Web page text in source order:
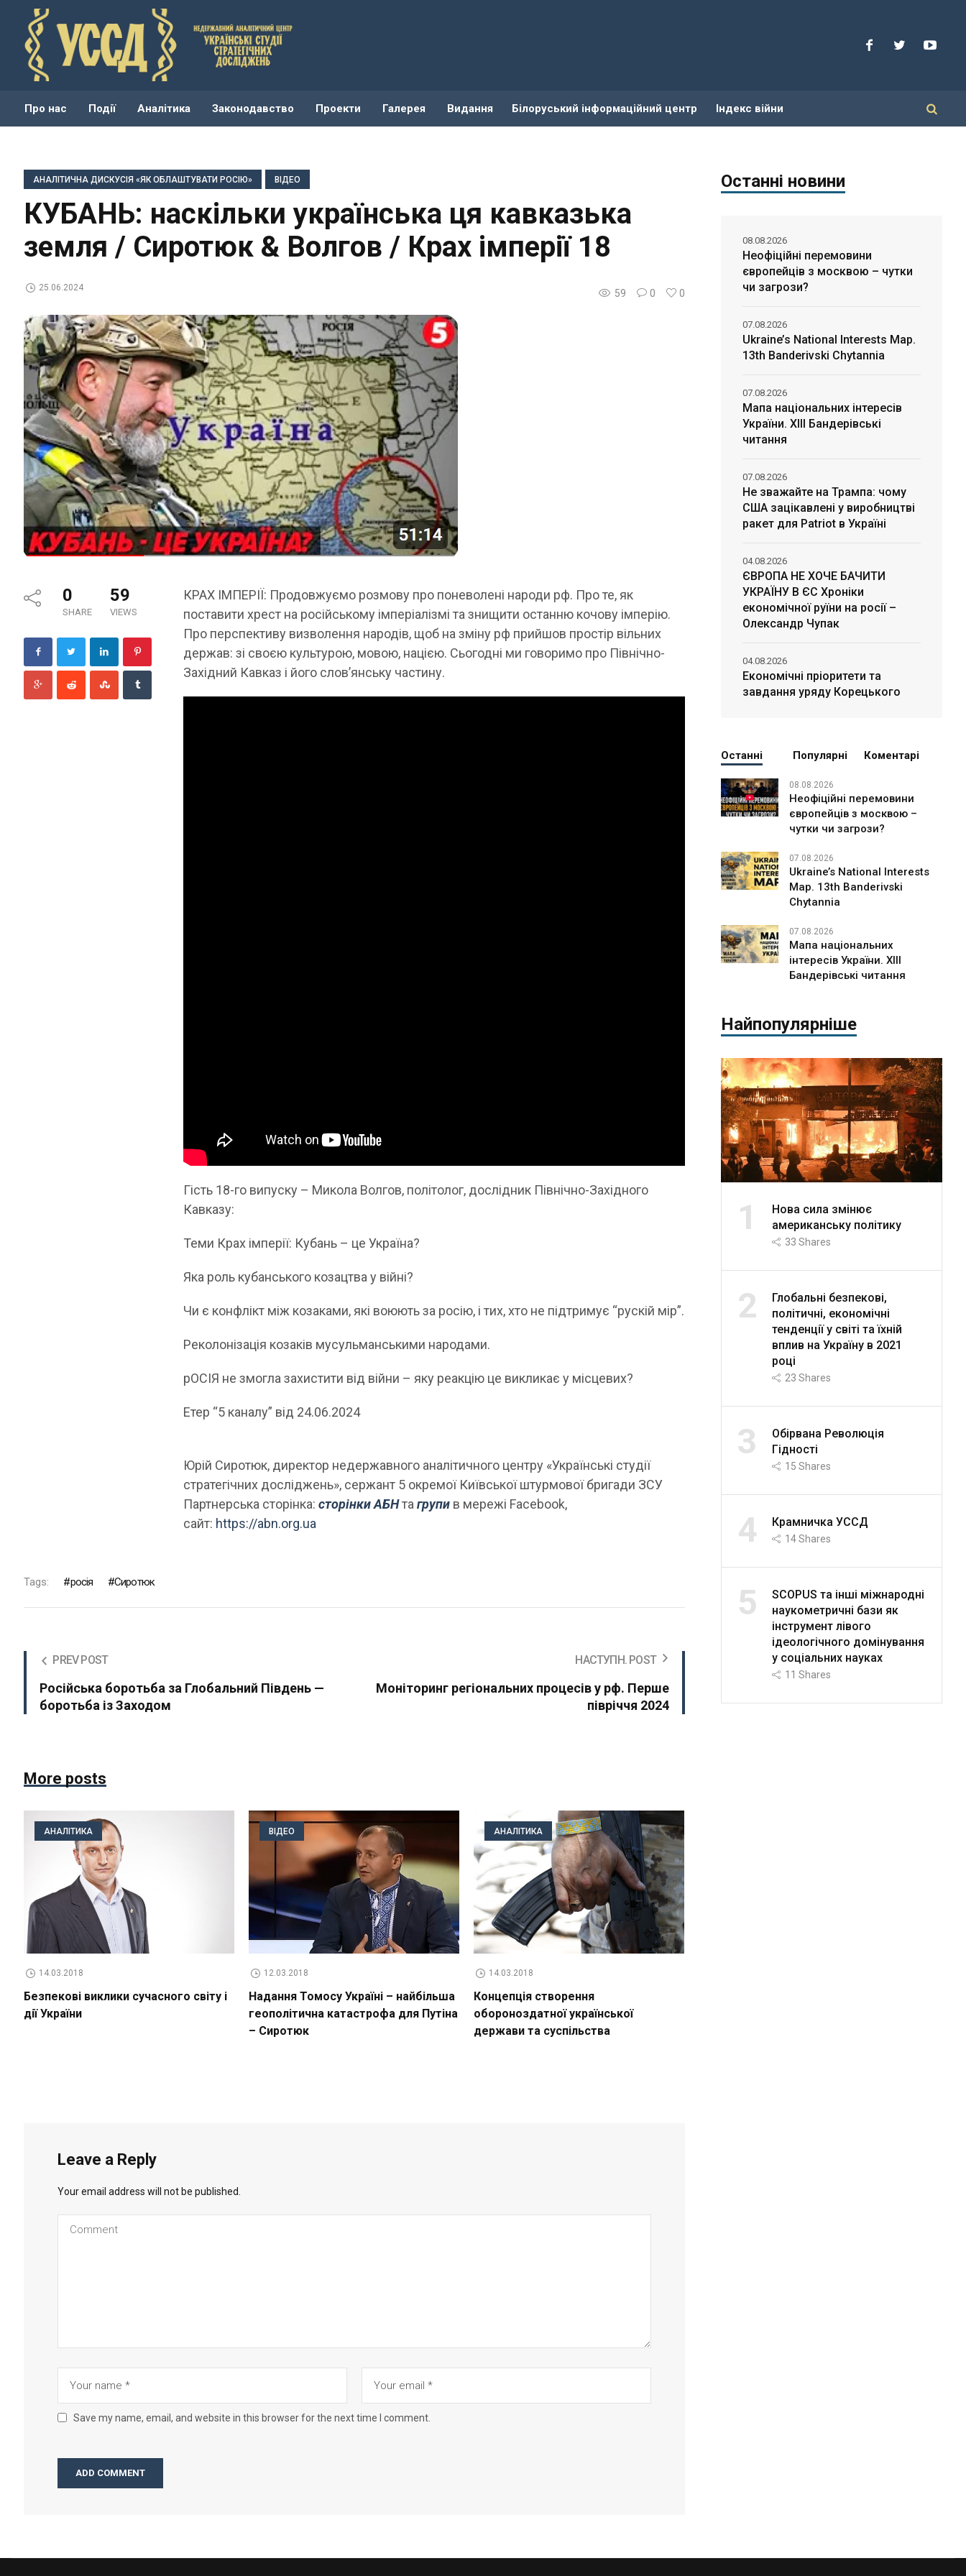
Про нас Події Аналітика Законодавство Проекти Галерея Видання Білоруський інформаційний центр Індекс війни
АНАЛІТИЧНА ДИСКУСІЯ «ЯК ОБЛАШТУВАТИ РОСІЮ» ВІДЕО
КУБАНЬ: наскільки українська ця кавказька
земля / Сиротюк & Волгов / Крах імперії 18
59 0 0
25.06.2024
0
SHARE
59
VIEWS
КРАХ ІМПЕРІЇ: Продовжуємо розмову про поневолені народи рф. Про те, як
поставити хрест на російському імперіалізмі та знищити останню кочову імперію.
Про перспективу визволення народів, щоб на зміну рф прийшов простір вільних
держав: зі своєю культурою, мовою, нацією. Сьогодні ми говоримо про Північно-
Західний Кавказ і його слов’янську частину.
Гість 18-го випуску – Микола Волгов, політолог, дослідник Північно-Західного
Кавказу:
Теми Крах імперії: Кубань – це Україна?
Яка роль кубанського козацтва у війні?
Чи є конфлікт між козаками, які воюють за росію, і тих, хто не підтримує “рускій мір”.
Реколонізація козаків мусульманськими народами.
рОСІЯ не змогла захистити від війни – яку реакцію це викликає у місцевих?
Етер “5 каналу” від 24.06.2024
Юрій Сиротюк, директор недержавного аналітичного центру «Українські студії
стратегічних досліджень», сержант 5 окремої Київської штурмової бригади ЗСУ
Партнерська сторінка:сторінки АБНтагрупи в мережі Facebook,
сайт: https://abn.org.ua
Tags: росія Сиротюк
PREV POST
Російська боротьба за Глобальний Південь —
боротьба із Заходом
НАСТУПН. POST
Моніторинг регіональних процесів у рф. Перше
півріччя 2024
More posts
АНАЛІТИКА
14.03.2018
Безпекові виклики сучасного світу і
дії України
ВІДЕО
12.03.2018
Надання Томосу Україні – найбільша
геополітична катастрофа для Путіна
– Сиротюк
АНАЛІТИКА
14.03.2018
Концепція створення
обороноздатної української
держави та суспільства
Leave a Reply
Your email address will not be published.
Save my name, email, and website in this browser for the next time I comment.
Останні новини
Неофіційні перемовини
європейців з москвою – чутки
чи загрози?
08.08.2026
Ukraine’s National Interests Map.
13th Banderivski Chytannia
07.08.2026
Мапа національних інтересів
України. ХІІІ Бандерівські
читання
07.08.2026
Не зважайте на Трампа: чому
США зацікавлені у виробництві
ракет для Patriot в Україні
07.08.2026
ЄВРОПА НЕ ХОЧЕ БАЧИТИ
УКРАЇНУ В ЄС Хроніки
економічної руїни на росії –
Олександр Чупак
04.08.2026
Економічні пріоритети та
завдання уряду Корецького
04.08.2026
Останні Популярні Коментарі
08.08.2026
Неофіційні перемовини
європейців з москвою –
чутки чи загрози?
07.08.2026
Ukraine’s National Interests
Map. 13th Banderivski
Chytannia
07.08.2026
Мапа національних
інтересів України. ХІІІ
Бандерівські читання
Найпопулярніше
1
Нова сила змінює
американську політику
33 Shares
2
Глобальні безпекові,
політичні, економічні
тенденції у світі та їхній
вплив на Україну в 2021
році
23 Shares
3
Обірвана Революція
Гідності
15 Shares
4 Крамничка УССД
14Shares
5
SCOPUS та інші міжнародні
наукометричні бази як
інструмент лівого
ідеологічного домінування
у соціальних науках
11 Shares